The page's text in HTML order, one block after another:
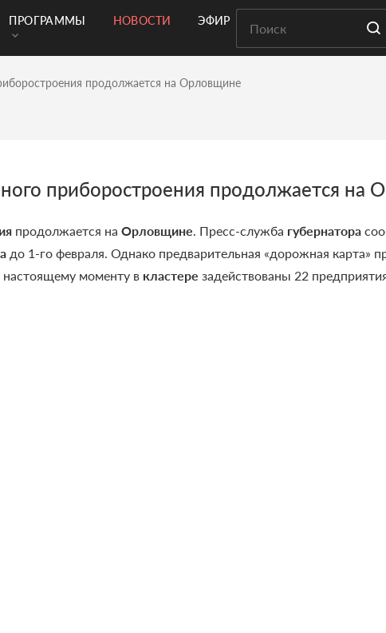
ПРОГРАММЫ НОВОСТИ ЭФИР
продолжается на Орловщине
приборостроения продолжается на
продолжается наОрловщине. Пресс-служба губернатора
до 1-го февраля. Однако предварительная «дорожная карта»
настоящему моменту в кластере задействованы 22